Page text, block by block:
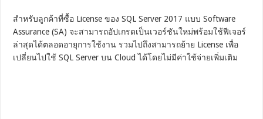
สำหรับลูกค้าที่ซื้อ License ของ SQL Server 2017 แบบ Software
Assurance (SA) จะสามารถอัปเกรดเป็นเวอร์ชันใหม่พร้อมใช้ฟีเจอร์
ล่าสุดได้ตลอดอายุการใช้งาน รวมไปถึงสามารถย้าย License เพื่อ
เปลี่ยนไปใช้ SQL Server บน Cloud ได้โดยไม่มีค่าใช้จ่ายเพิ่มเติม